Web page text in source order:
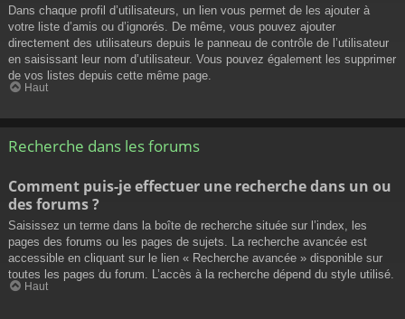
Dans chaque profil d’utilisateurs, un lien vous permet de les ajouter à
votre liste d’amis ou d’ignorés. De même, vous pouvez ajouter
directement des utilisateurs depuis le panneau de contrôle de l’utilisateur
en saisissant leur nom d’utilisateur. Vous pouvez également les supprimer
de vos listes depuis cette même page.
Haut
Recherche dans les forums
Comment puis-je effectuer une recherche dans un ou
des forums ?
Saisissez un terme dans la boîte de recherche située sur l’index, les
pages des forums ou les pages de sujets. La recherche avancée est
accessible en cliquant sur le lien « Recherche avancée » disponible sur
toutes les pages du forum. L’accès à la recherche dépend du style utilisé.
Haut